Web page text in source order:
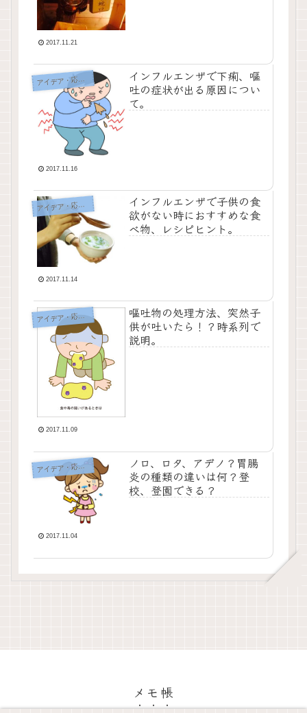
2017.11.21
アイデア・応急処置・問題解決
インフルエンザで下痢、嘔
吐の症状が出る原因につい
て。
2017.11.16
アイデア・応急処置・問題解決
インフルエンザで子供の食
欲がない時におすすめな食
べ物、レシピヒント。
2017.11.14
アイデア・応急処置・問題解決
嘔吐物の処理方法、突然子
供が吐いたら！？時系列で
説明。
2017.11.09
アイデア・応急処置・問題解決
ノロ、ロタ、アデノ？胃腸
炎の種類の違いは何？登
校、登園できる？
2017.11.04
メモ帳